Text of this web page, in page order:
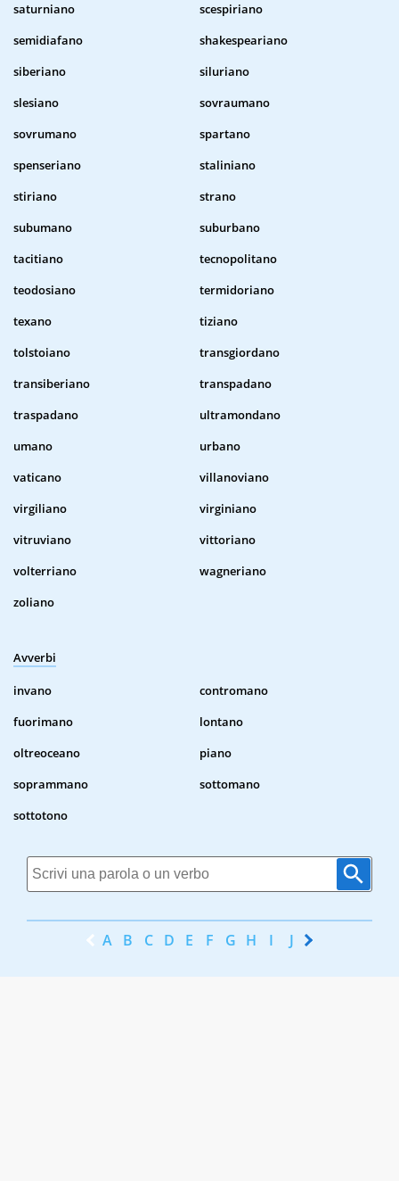
saturniano
scespiriano
semidiafano
shakespeariano
siberiano
siluriano
slesiano
sovraumano
sovrumano
spartano
spenseriano
staliniano
stiriano
strano
subumano
suburbano
tacitiano
tecnopolitano
teodosiano
termidoriano
texano
tiziano
tolstoiano
transgiordano
transiberiano
transpadano
traspadano
ultramondano
umano
urbano
vaticano
villanoviano
virgiliano
virginiano
vitruviano
vittoriano
volterriano
wagneriano
zoliano
Avverbi
invano
contromano
fuorimano
lontano
oltreoceano
piano
soprammano
sottomano
sottotono
A B C D E F G H I J K